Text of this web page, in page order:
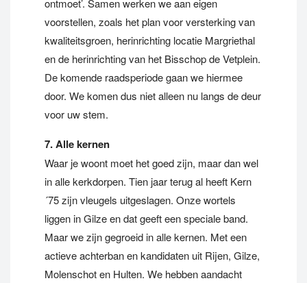
ontmoet’. Samen werken we aan eigen
voorstellen, zoals het plan voor versterking van
kwaliteitsgroen, herinrichting locatie Margriethal
en de herinrichting van het Bisschop de Vetplein.
De komende raadsperiode gaan we hiermee
door. We komen dus niet alleen nu langs de deur
voor uw stem.
7. Alle kernen
Waar je woont moet het goed zijn, maar dan wel
in alle kerkdorpen. Tien jaar terug al heeft Kern
´75 zijn vleugels uitgeslagen. Onze wortels
liggen in Gilze en dat geeft een speciale band.
Maar we zijn gegroeid in alle kernen. Met een
actieve achterban en kandidaten uit Rijen, Gilze,
Molenschot en Hulten. We hebben aandacht